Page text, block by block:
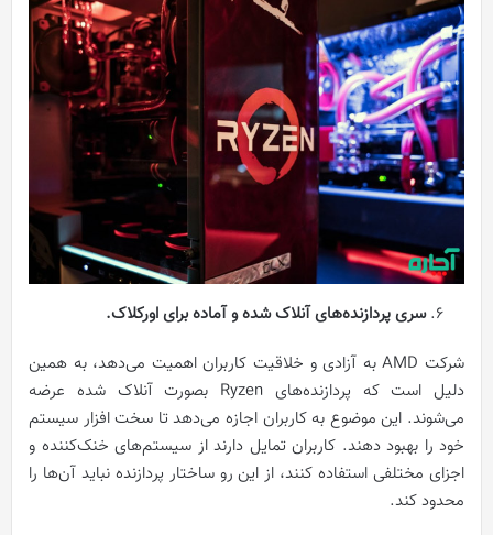
سری پردازنده‌های آنلاک شده و آماده برای اورکلاک.
شرکت AMD به آزادی و خلاقیت کاربران اهمیت می‌دهد، به همین
دلیل است که پردازنده‌های Ryzen بصورت آنلاک شده عرضه
می‌شوند. این موضوع به کاربران اجازه می‌دهد تا سخت افزار سیستم
خود را بهبود دهند. کاربران تمایل دارند از سیستم‌های خنک‌کننده و
اجزای مختلفی استفاده کنند، از این رو ساختار پردازنده نباید آن‌ها را
محدود کند.